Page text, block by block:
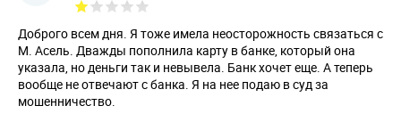
Доброго всем дня. Я тоже имела неосторожность связаться с
М. Асель. Дважды пополнила карту в банке, который она
указала, но деньги так и невывела. Банк хочет еще. А теперь
вообще не отвечают с банка. Я на нее подаю в суд за
мошенничество.